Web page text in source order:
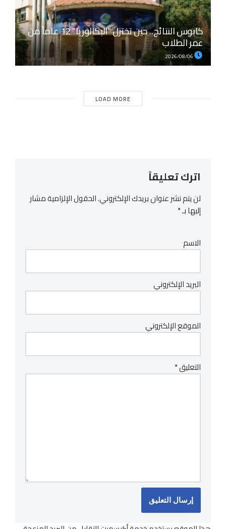
كابوس النتائج.. حين تختزل “البكالوريا” 12 عاماً من
عمر الطلاب
LOAD MORE
اترك تعليقاً
لن يتم نشر عنوان بريدك الإلكتروني.الحقول الإلزامية مشار
إليها بـ*
الاسم
البريد الإلكتروني
الموقع الإلكتروني
التعليق*